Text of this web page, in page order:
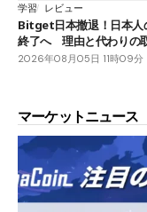
学習 レビュー
Bitget日本撤退！日本人
終了へ 理由と代わりの
2026年08月05日 11時09分
マーケットニュース